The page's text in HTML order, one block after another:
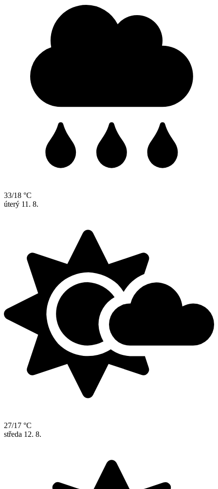
33/18 °C
úterý 11. 8.
27/17 °C
středa 12. 8.